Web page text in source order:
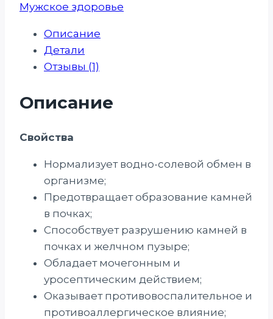
Мужское здоровье
Описание
Детали
Отзывы (1)
Описание
Свойства
Нормализует водно-солевой обмен в
организме;
Предотвращает образование камней
в почках;
Способствует разрушению камней в
почках и желчном пузыре;
Обладает мочегонным и
уросептическим действием;
Оказывает противовоспалительное и
противоаллергическое влияние;